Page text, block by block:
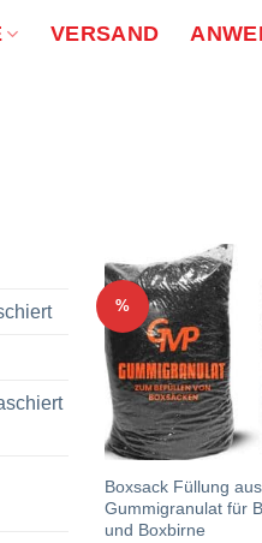
VERSAND
%
ZUR
Boxsack Füllung aus
Gummigranulat für
und Boxbirne